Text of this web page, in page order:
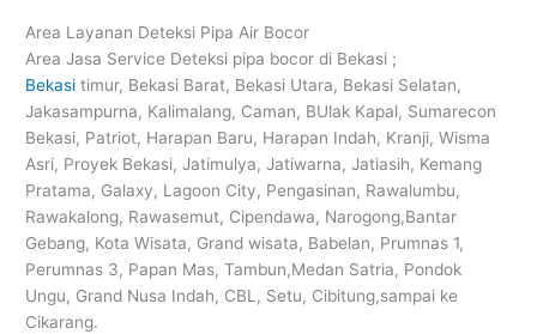
Area Layanan Deteksi Pipa Air Bocor
Area Jasa Service Deteksi pipa bocor di Bekasi ;
Bekasi timur, Bekasi Barat, Bekasi Utara, Bekasi Selatan,
Jakasampurna, Kalimalang, Caman, BUlak Kapal, Sumarecon
Bekasi, Patriot, Harapan Baru, Harapan Indah, Kranji, Wisma
Asri, Proyek Bekasi, Jatimulya, Jatiwarna, Jatiasih, Kemang
Pratama, Galaxy, Lagoon City, Pengasinan, Rawalumbu,
Rawakalong, Rawasemut, Cipendawa, Narogong,Bantar
Gebang, Kota Wisata, Grand wisata, Babelan, Prumnas 1,
Perumnas 3, Papan Mas, Tambun,Medan Satria, Pondok
Ungu, Grand Nusa Indah, CBL, Setu, Cibitung,sampai ke
Cikarang.